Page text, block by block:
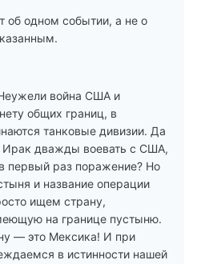
об одном событии, а не о
война США и
общих границ, в
танковые дивизии. Да
Ирак дважды воевать с США,
первый раз поражение? Но
и название операции
ищем страну,
на границе пустыню.
— это Мексика! И при
в истинности нашей